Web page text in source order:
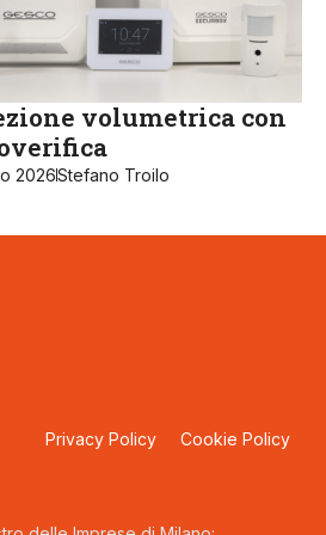
volumetrica con
2026Stefano Troilo
Privacy Policy Cookie Policy